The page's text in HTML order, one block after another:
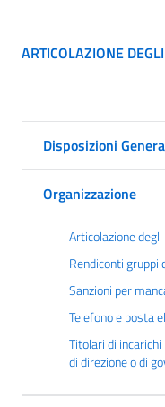
ARTICOLAZIONE
Disposizioni
Organizzazione
Articolazione
Rendiconti
Sanzioni per
Telefono e posta
Titolari di
di direzione o di